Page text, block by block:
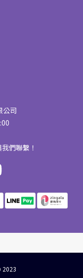
公司
們聯繫！
2023